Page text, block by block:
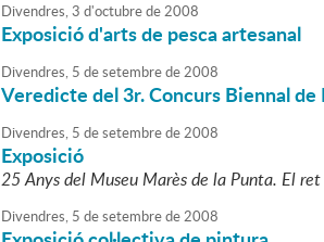
Divendres,3 d'octubrede2008
Exposició d'arts de pesca artesanal
Divendres, 5 desetembrede2008
Veredicte del 3r. Concurs Biennal
Divendres, 5 desetembrede2008
Exposició
25 Anys del Museu Marès de la Punta. El
Divendres, 5 desetembrede2008